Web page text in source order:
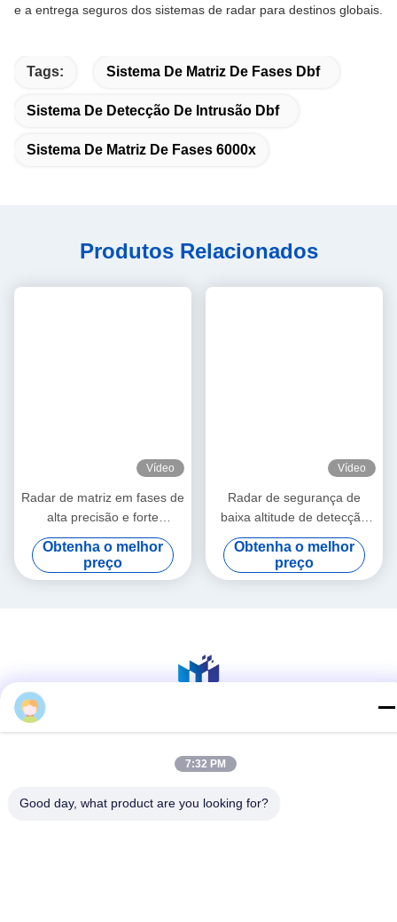
e a entrega seguros dos sistemas de radar para destinos globais.
Tags: Sistema De Matriz De Fases Dbf
Sistema De Detecção De Intrusão Dbf
Sistema De Matriz De Fases 6000x
Produtos Relacionados
Vídeo
Radar de matriz em fases de
alta precisão e forte
adaptabilidade DBF
Technology para segurança
de baixa altitude e detecção
Obtenha o melhor
preço
Vídeo
Radar de segurança de
baixa altitude de detecção
omnidirecional de 360° com
tecnologia DBF e alcance de
10,2 km para detecção de
Obtenha o melhor
preço
Mídia Social
7:32 PM
Good day, what product are you looking for?